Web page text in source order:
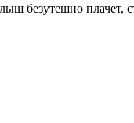
безутешно плачет,